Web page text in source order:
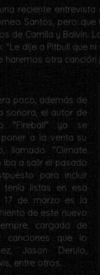
reciente
Santos, pero
de Camila y Balvin.
dije a Pitbull que
haremos otra canción
poco, además de
sonora, el autor de
"Fireball" ya se
a la venta su
llamado "Climate
iba a salir el pasado
para incluir
tenía listas en esa
17 de marzo es la
de este nuevo
cargado de
canciones que lo
Jason Derulo,
entre otros.